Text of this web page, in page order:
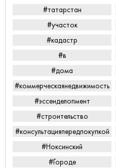
#татарстан
#участок
#кадастр
#в
#дома
#коммерческаянедвижимость
#эссенделопмент
#строительство
#консультацияпередпокупкой
#Ноксинский
#Городе